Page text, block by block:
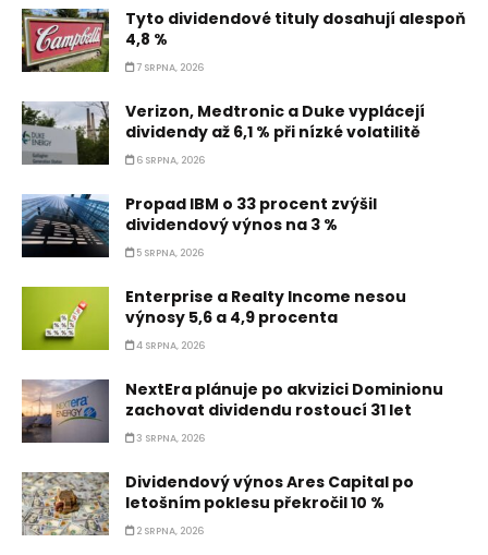
Tyto dividendové tituly dosahují alespoň
4,8 %
7 SRPNA, 2026
Verizon, Medtronic a Duke vyplácejí
dividendy až 6,1 % při nízké volatilitě
6 SRPNA, 2026
Propad IBM o 33 procent zvýšil
dividendový výnos na 3 %
5 SRPNA, 2026
Enterprise a Realty Income nesou
výnosy 5,6 a 4,9 procenta
4 SRPNA, 2026
NextEra plánuje po akvizici Dominionu
zachovat dividendu rostoucí 31 let
3 SRPNA, 2026
Dividendový výnos Ares Capital po
letošním poklesu překročil 10 %
2 SRPNA, 2026